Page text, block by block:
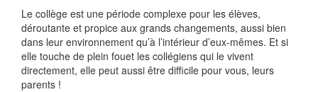
Le collège est une période complexe pour les élèves,
déroutante et propice aux grands changements, aussi bien
dans leur environnement qu’à l’intérieur d’eux-mêmes. Et si
elle touche de plein fouet les collégiens qui le vivent
directement, elle peut aussi être difficile pour vous, leurs
parents !